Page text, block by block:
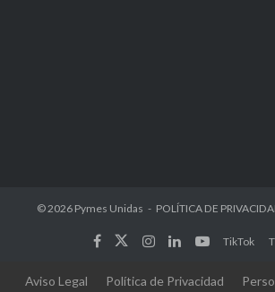
© 2026 Pymes Unidas POLÍTICA DE
TikTok
Aviso Legal Política de Privacidad